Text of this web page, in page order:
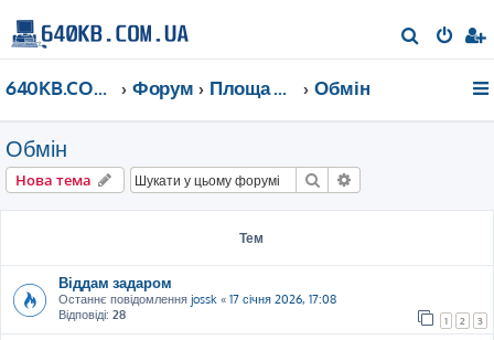
о
640KB.COM.UA Форум Площа Ринок Обмін
Обмін
Нова тема Пошук
Тем
Віддам задаром
Останнє повідомлення jossk « 17 січня 2026, 17:08
Відповіді: 28 1 2 3